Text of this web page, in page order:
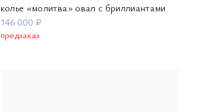
колье «молитва» овал с бриллиантами
146 000 ₽
предзаказ